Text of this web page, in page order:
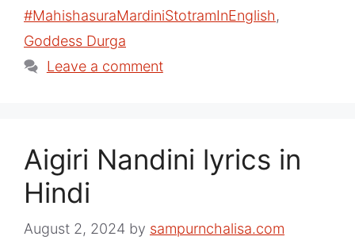
#MahishasuraMardiniStotramInEnglish,
Goddess Durga
Leave a comment
Aigiri Nandini lyrics in
Hindi
August 2, 2024 by sampurnchalisa.com